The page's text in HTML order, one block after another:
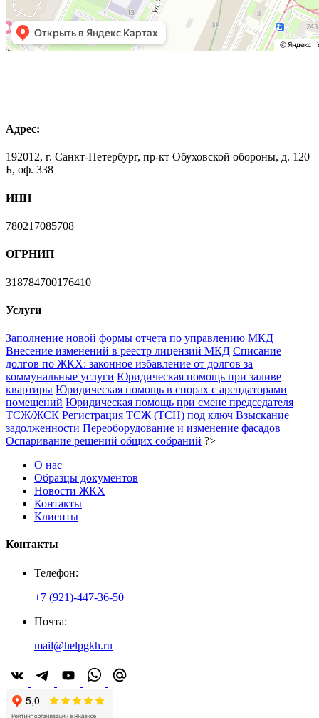
Адрес:
192012, г. Санкт-Петербург, пр-кт Обуховской обороны, д. 120
Б, оф. 338
ИНН
780217085708
ОГРНИП
318784700176410
Услуги
Заполнение новой формы отчета по управлению МКД
Внесение изменений в реестр лицензий МКД Списание
долгов по ЖКХ: законное избавление от долгов за
коммунальные услуги Юридическая помощь при заливе
квартиры Юридическая помощь в спорах с арендаторами
помещений Юридическая помощь при смене председателя
ТСЖ/ЖСК Регистрация ТСЖ (ТСН) под ключ Взыскание
задолженности Переоборудование и изменение фасадов
Оспаривание решений общих собраний ?>
О нас
Образцы документов
Новости ЖКХ
Контакты
Клиенты
Контакты
Телефон:
+7 (921)-447-36-50
Почта:
mail@helpgkh.ru